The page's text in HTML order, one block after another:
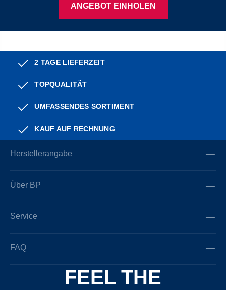
ANGEBOT EINHOLEN
2 TAGE LIEFERZEIT
TOPQUALITÄT
UMFASSENDES SORTIMENT
KAUF AUF RECHNUNG
Herstellerangabe
Über BP
Service
FAQ
FEEL THE